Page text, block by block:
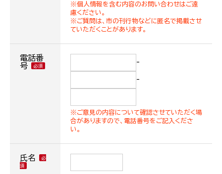
※個人情報を含む内容のお問い合わせはご遠
慮ください。
※ご質問は、市の刊行物などに匿名で掲載させ
ていただくことがあります。
電話番
号
-
-
※ご意見の内容について確認させていただく場
合がありますので、電話番号をご記入くださ
い。
氏名